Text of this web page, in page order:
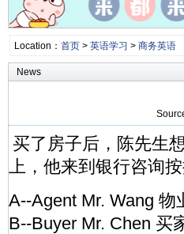
Location： 首页> 英语学习 > 商务英语
News
买了房子后，陈先生
上，他来到银行咨询按
A--Agent Mr. Wang 物
B--Buyer Mr. Chen 买